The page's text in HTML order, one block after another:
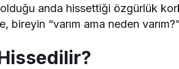
anda hissettiği özgürlük
bireyin “varım ama neden